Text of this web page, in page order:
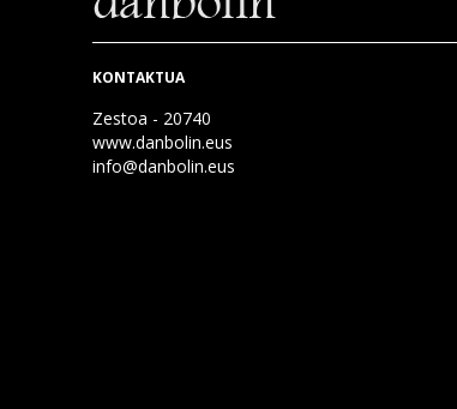
KONTAKTUA
Zestoa - 20740
www.danbolin.eus
info@danbolin.eus